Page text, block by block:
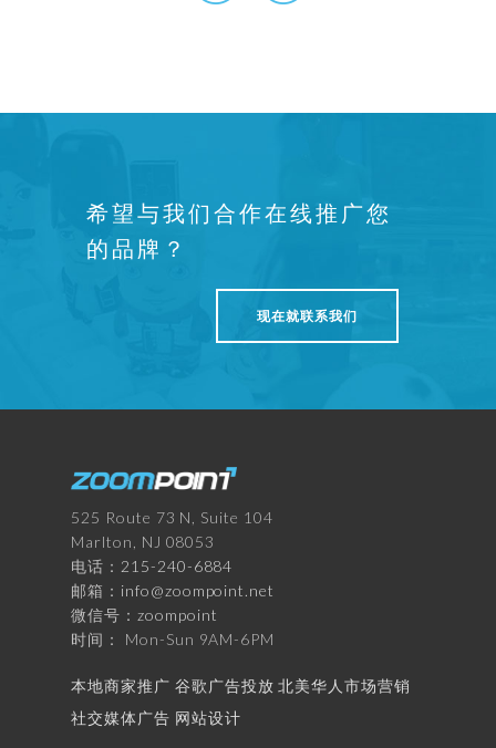
希望与我们合作在线推广您
的品牌？
现在就联系我们
525 Route 73 N, Suite 104
Marlton, NJ 08053
电话： 215-240-6884
邮箱： info@zoompoint.net
微信号： zoompoint
时间： Mon-Sun 9AM-6PM
本地商家推广 谷歌广告投放 北美华人市场营销
社交媒体广告 网站设计